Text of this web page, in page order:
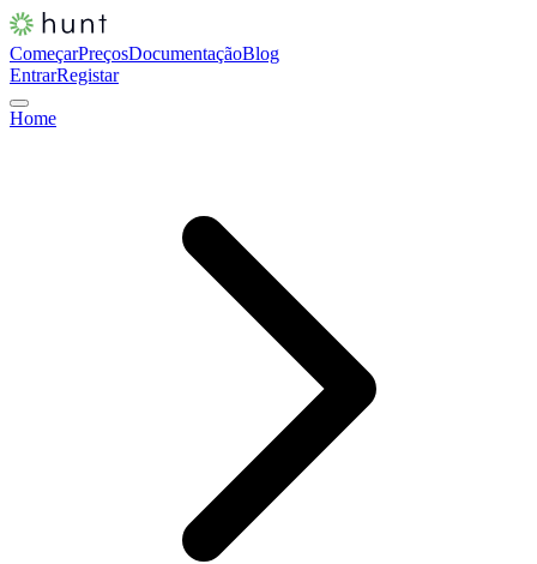
ComeçarPreçosDocumentaçãoBlog
EntrarRegistar
Home